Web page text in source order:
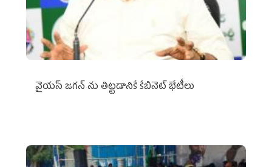
వైయ‌స్ జగన్‌ ను తిట్టడానికే కేబినెట్‌ భేటీలు